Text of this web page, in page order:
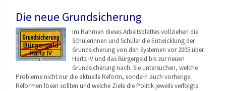
Die neue Grundsicherung
Im Rahmen dieses Arbeitsblattes vollziehen die
Schülerinnen und Schüler die Entwicklung der
Grundsicherung von den Systemen vor 2005 über
Hartz IV und das Bürgergeld bis zur neuen
Grundsicherung nach. Sie untersuchen, welche
Probleme nicht nur die aktuelle Reform, sondern auch vorherige
Reformen lösen sollten und welche Ziele die Politik jeweils verfolgte.